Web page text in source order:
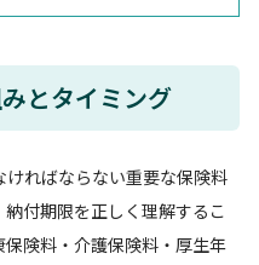
とタイミング
ればならない重要な保険料
付期限を正しく理解するこ
険料・介護保険料・厚生年